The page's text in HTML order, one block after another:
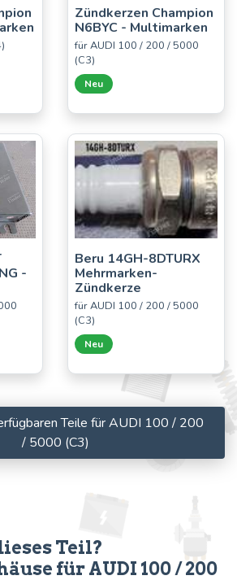
Zündkerzen Champion
N6BYC - Multimarken
für AUDI 100 / 200 / 5000
(C3)
Neu
-
Beru 14GH-8DTURX
Mehrmarken-
Zündkerze
für AUDI 100 / 200 / 5000
(C3)
Neu
Teile für AUDI 100 / 200
/ 5000 (C3)
Teil?
für AUDI 100 / 200